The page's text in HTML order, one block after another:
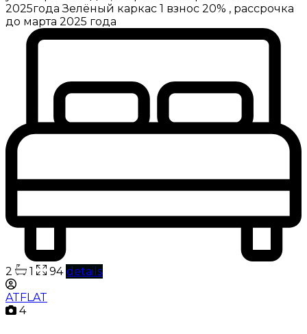
2025года Зелёный каркас 1 взнос 20% , рассрочка
до марта 2025 года
2 1 94 details
ATFLAT
4